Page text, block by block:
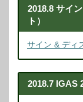
2018.8 サイ
ト）
サイン & ディ
2018.7 IGAS